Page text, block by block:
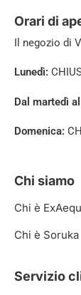
Orari di
Il negozio di
Lunedì:
Dal martedì
Domenica:
Chi siamo
Chi è
Chi è Soruka
Servizio